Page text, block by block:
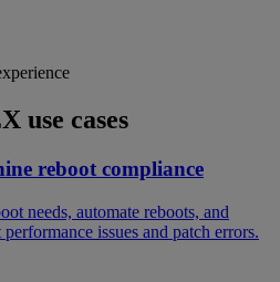
use cases
reboot compliance
needs, automate reboots, and
issues and patch errors.